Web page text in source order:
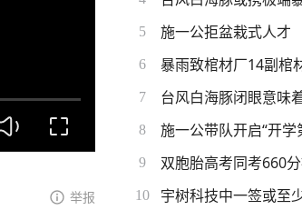
举报
5 施一公拒盆栽式人才
6 暴雨致棺材厂14副棺
7 台风白海豚闭眼意味
8 施一公带队开启“开学
9 双胞胎高考同考660
10 宇树科技中一签或至